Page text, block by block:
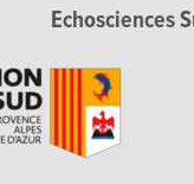
site
Echosciences